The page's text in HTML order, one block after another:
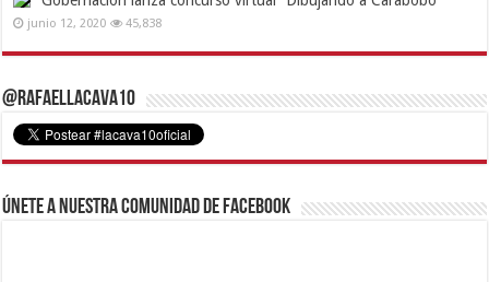
junio 12, 2020 45,838
@RafaelLacava10
Únete a nuestra comunidad de Facebook